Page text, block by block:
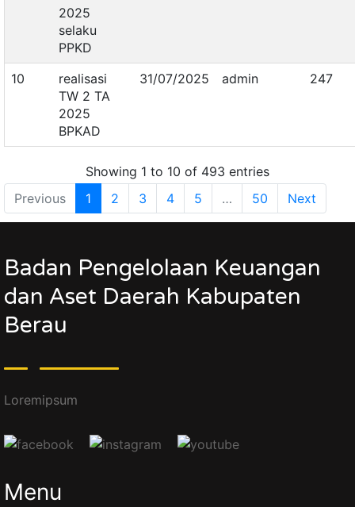
2025
selaku
PPKD
10
realisasi
TW 2 TA
2025
BPKAD
31/07/2025 admin 247
Showing 1 to 10 of 493 entries
Previous
1 2 3 4 5 … 50 Next
Badan Pengelolaan Keuangan
dan Aset Daerah Kabupaten
Berau
Loremipsum
Menu